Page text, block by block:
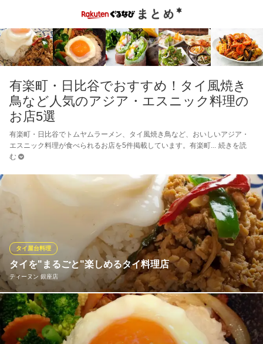
有楽町・日比谷でおすすめ！タイ風焼き
鳥など人気のアジア・エスニック料理の
お店5選
有楽町・日比谷でトムヤムラーメン、タイ風焼き鳥など、おいしいアジア・
エスニック料理が食べられるお店を5件掲載しています。有楽町
続きを読
む
タイを"まるごと"楽しめるタイ料理店
ティーヌン 銀座店
タイ屋台料理
本場バンコクのタイ料理を再現した本格的なメニューの数々をご
用意。ガパオやトムヤムクンといった有名なタイ料理はもちろん
のこと、「プーパッポンカリー」といった日本ではあまり馴染み